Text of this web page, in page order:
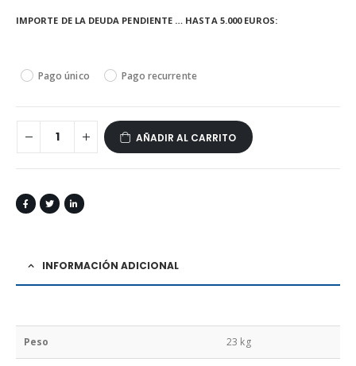
IMPORTE DE LA DEUDA PENDIENTE … HASTA 5.000 EUROS
Pago único Pago recurrente
AÑADIR AL CARRITO
INFORMACIÓN ADICIONAL
Peso 23 kg